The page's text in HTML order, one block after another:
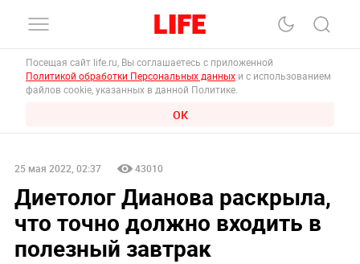
Посещая сайт life.ru, Вы соглашаетесь с приложенной
Политикой обработки Персональных данных и с использованием
файлов cookie, указанных в данной Политике.
ОК
25 мая 2022, 02:37 43010
Диетолог Дианова раскрыла,
что точно должно входить в
полезный завтрак